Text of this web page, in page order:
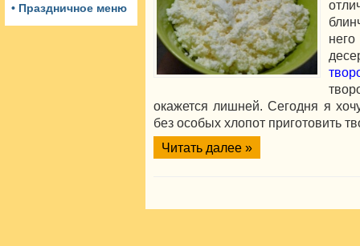
• Праздничное меню
окажется лишней. Сегодня я
без особых хлопот приготовить
Читать далее »